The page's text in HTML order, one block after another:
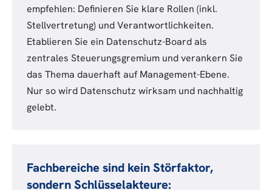
empfehlen: Definieren Sie klare Rollen (inkl.
Stellvertretung) und Verantwortlichkeiten.
Etablieren Sie ein Datenschutz-Board als
zentrales Steuerungsgremium und verankern Sie
das Thema dauerhaft auf Management-Ebene.
Nur so wird Datenschutz wirksam und nachhaltig
gelebt.
Fachbereiche sind kein Störfaktor,
sondern Schlüsselakteure: